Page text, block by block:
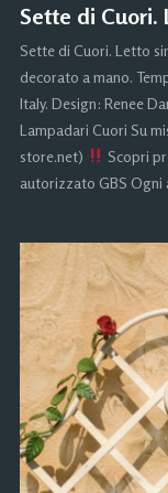
Sette di Cuori.
Sette di Cuori. Letto
decorato a mano.
Italy. Design: Renee
Lampadari Cuori Su
store.net)
Scopri
autorizzato GBS Ogni